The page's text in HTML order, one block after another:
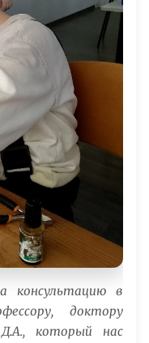
консультацию в
доктору
который нас